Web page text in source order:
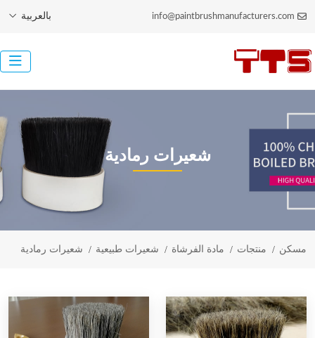
info@paintbrushmanufacturers.com بالعربية
شعيرات رمادية
مسكن منتجات مادة الفرشاة شعيرات طبيعية شعيرات رمادية